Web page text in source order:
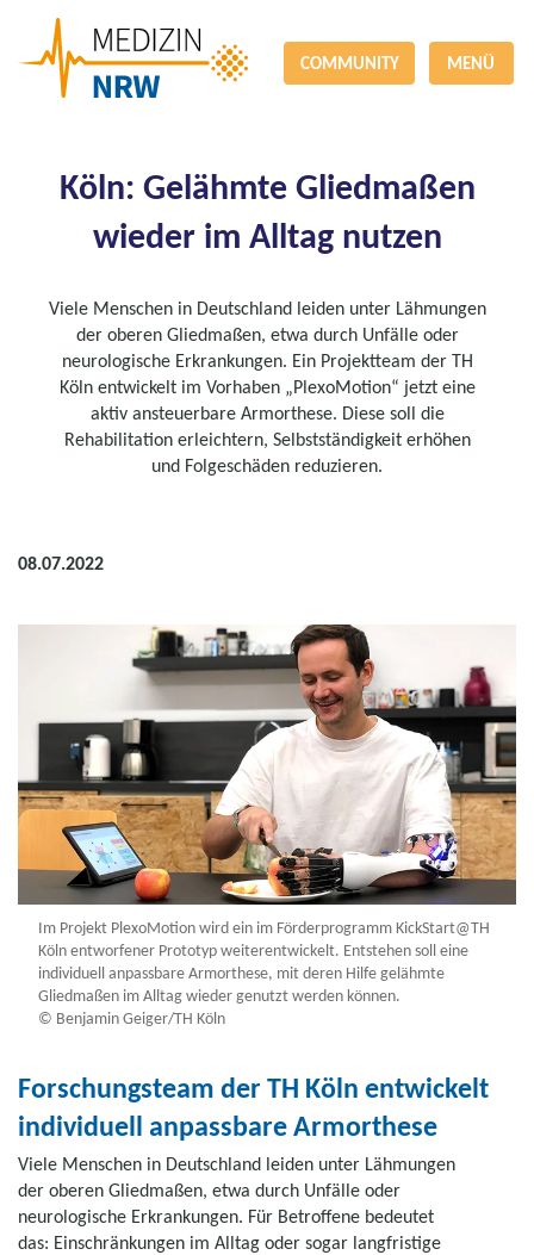
COMMUNITY MENÜ
Köln: Gelähmte Gliedmaßen
wieder im Alltag nutzen
Viele Menschen in Deutschland leiden unter Lähmungen
der oberen Gliedmaßen, etwa durch Unfälle oder
neurologische Erkrankungen. Ein Projektteam der TH
Köln entwickelt im Vorhaben „PlexoMotion“ jetzt eine
aktiv ansteuerbare Armorthese. Diese soll die
Rehabilitation erleichtern, Selbstständigkeit erhöhen
und Folgeschäden reduzieren.
08.07.2022
Im Projekt PlexoMotion wird ein im Förderprogramm KickStart@TH
Köln entworfener Prototyp weiterentwickelt. Entstehen soll eine
individuell anpassbare Armorthese, mit deren Hilfe gelähmte
Gliedmaßen im Alltag wieder genutzt werden können.
© Benjamin Geiger/TH Köln
Forschungsteam der TH Köln entwickelt
individuell anpassbare Armorthese
Viele Menschen in Deutschland leiden unter Lähmungen
der oberen Gliedmaßen, etwa durch Unfälle oder
neurologische Erkrankungen. Für Betroffene bedeutet
das: Einschränkungen im Alltag oder sogar langfristige